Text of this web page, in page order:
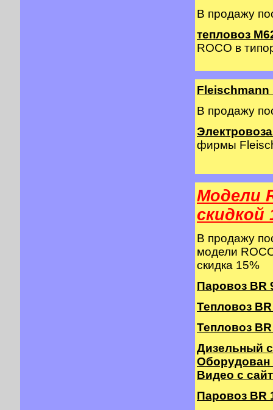
В продажу
тепловоз
ROCO в
Fleischmann
В продажу
фирмы
Модели
cкидкой
В продажу
модели
скидка 15%
Паровоз BR
Тепловоз
Тепловоз
Дизельный
Оборудован
Видео с
Паровоз BR